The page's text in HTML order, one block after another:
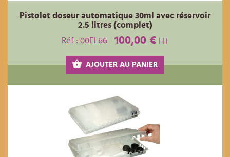
Pistolet doseur automatique 30ml avec réservoir
2.5 litres (complet)
Réf : 00EL66
100,00 € HT
AJOUTER AU PANIER